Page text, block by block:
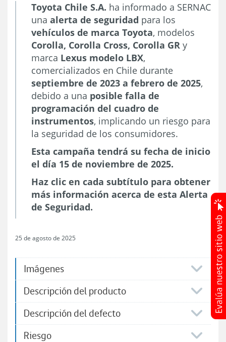
Toyota Chile S.A. ha informado a SERNAC
una alerta de seguridad para los
vehículos de marca Toyota, modelos
Corolla, Corolla Cross, Corolla GR y
marca Lexus modelo LBX,
comercializados en Chile durante
septiembre de 2023 a febrero de 2025,
debido a una posible falla de
programación del cuadro de
instrumentos, implicando un riesgo para
la seguridad de los consumidores.
Esta campaña tendrá su fecha de inicio
el día 15 de noviembre de 2025.
Haz clic en cada subtítulo para obtener
más información acerca de esta Alerta
de Seguridad.
25 de agosto de 2025
Imágenes
Descripción del producto
Descripción del defecto
Riesgo